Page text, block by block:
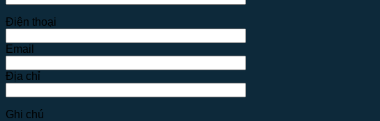
Điện thoại
Email
Địa chỉ
Ghi chú